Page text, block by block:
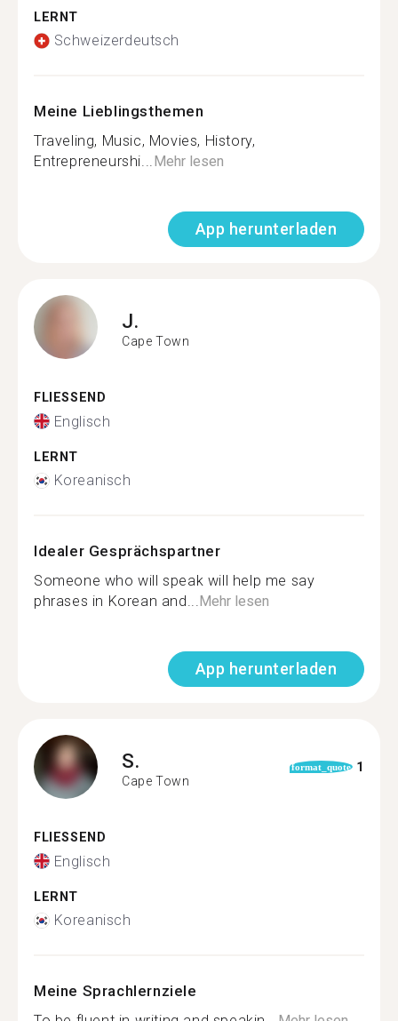
LERNT
Schweizerdeutsch
Meine Lieblingsthemen
Traveling, Music, Movies, History,
Entrepreneurshi...Mehr lesen
App herunterladen
J.
Cape Town
FLIESSEND
Englisch
LERNT
Koreanisch
Idealer Gesprächspartner
Someone who will speak will help me say
phrases in Korean and...Mehr lesen
App herunterladen
S.
Cape Town
format_quote 1
FLIESSEND
Englisch
LERNT
Koreanisch
Meine Sprachlernziele